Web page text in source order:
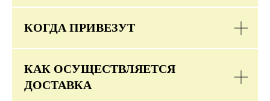
КОГДА ПРИВЕЗУТ
КАК ОСУЩЕСТВЛЯЕТСЯ
ДОСТАВКА